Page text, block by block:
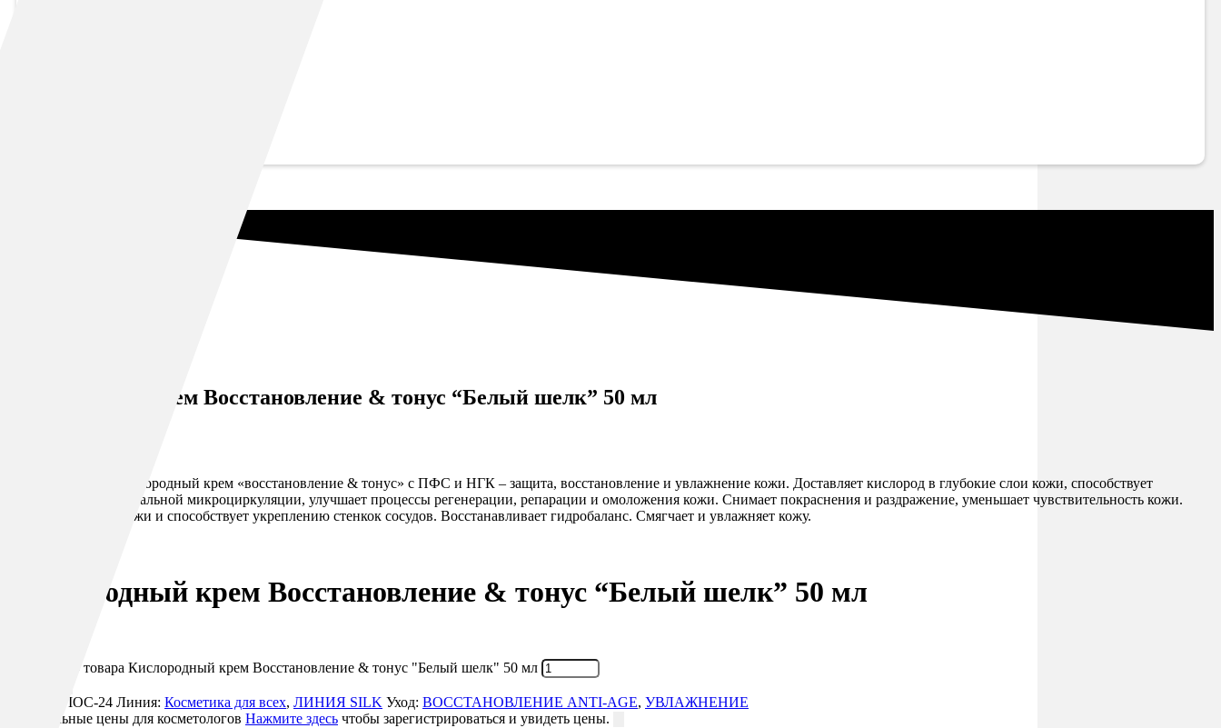
Кислородный крем Восстановление & тонус “Белый шелк” 50 мл
«Белый шелк » – кислородный крем «восстановление & тонус» с ПФС и НГК – защита, восстановление и увлажнение кожи. Доставляет кислород в глубокие слои кожи, способствует
стимулированию локальной микроциркуляции, улучшает процессы регенерации, репарации и омоложения кожи. Снимает покраснения и раздражение, уменьшает чувствительность кожи.
Выравнивает тон кожи и способствует укреплению стенкок сосудов. Восстанавливает гидробаланс. Смягчает и увлажняет кожу.
Кислородный крем Восстановление & тонус “Белый шелк” 50 мл
Количество товара Кислородный крем Восстановление & тонус "Белый шелк" 50 мл
IOC-24 Линия: Косметика для всех, ЛИНИЯ SILK Уход: ВОССТАНОВЛЕНИЕ ANTI-AGE, УВЛАЖНЕНИЕ
Специальные цены для косметологов Нажмите здесь чтобы зарегистрироваться и увидеть цены.